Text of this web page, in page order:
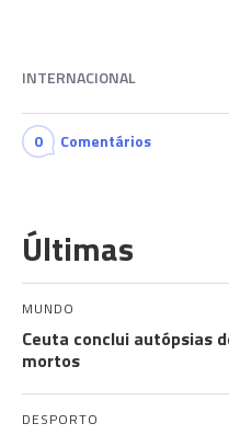
INTERNACIONAL
0 Comentários
Últimas
MUNDO
Ceuta conclui autópsias
mortos
DESPORTO